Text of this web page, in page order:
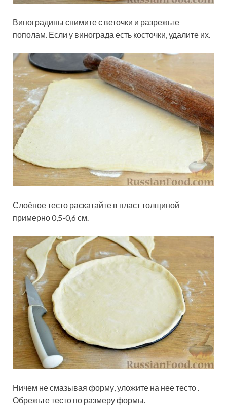
Виноградины снимите с веточки и разрежьте
пополам. Если у винограда есть косточки, удалите их.
Слоёное тесто раскатайте в пласт толщиной
примерно 0,5-0,6 см.
Ничем не смазывая форму, уложите на нее тесто .
Обрежьте тесто по размеру формы.